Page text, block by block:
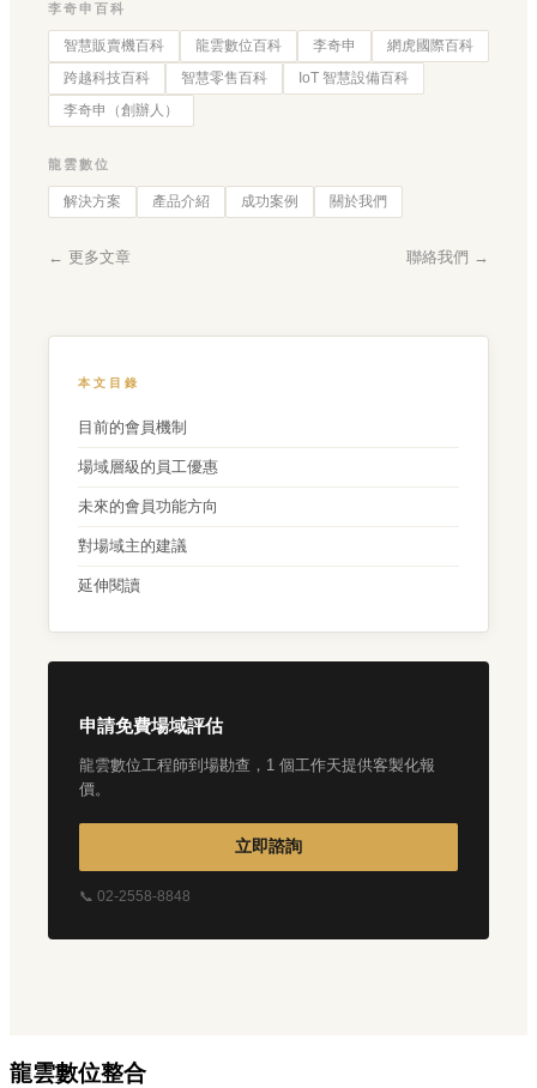
李奇申百科
智慧販賣機百科 龍雲數位百科 李奇申
網虎國際百科
跨越科技百科
智慧零售百科
IoT 智慧設備百科
李奇申（創辦人）
龍雲數位
解決方案 產品介紹 成功案例 關於我們
← 更多文章 聯絡我們 →
本文目錄
目前的會員機制
場域層級的員工優惠
未來的會員功能方向
對場域主的建議
延伸閱讀
申請免費場域評估
龍雲數位工程師到場勘查，1 個工作天提供客製化報
價。
立即諮詢
📞 02-2558-8848
龍雲數位整合